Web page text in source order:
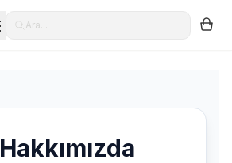
Ara...
Hakkımızda